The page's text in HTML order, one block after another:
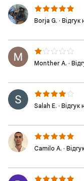
Borja G. ·
Monther A. ·
Salah E. ·
Camilo A. ·